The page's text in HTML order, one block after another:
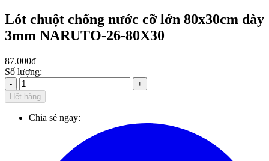
Lót chuột chống nước cỡ lớn 80x30cm dày
3mm NARUTO-26-80X30
87.000₫
Số lượng:
-
+
Hết hàng
Chia sẻ ngay: